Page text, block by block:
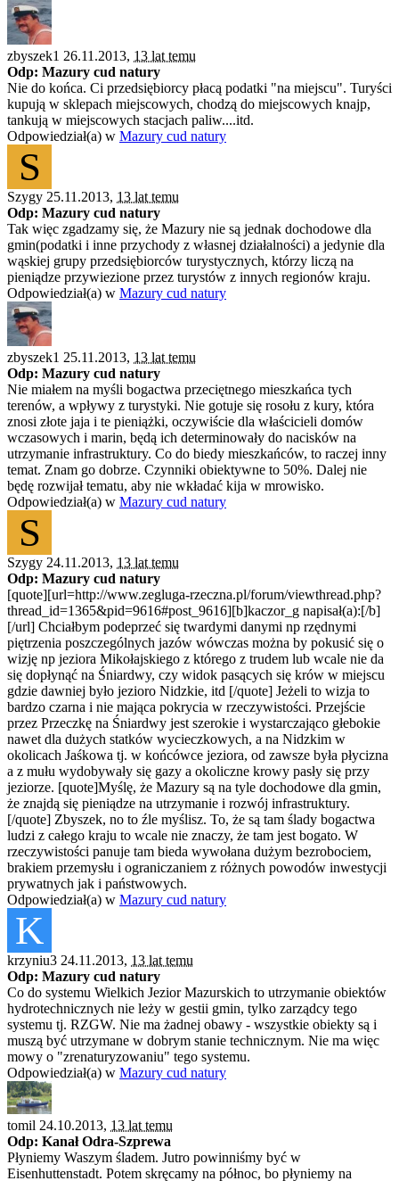
zbyszek1 26.11.2013, 13 lat temu
Odp: Mazury cud natury
Nie do końca. Ci przedsiębiorcy płacą podatki "na miejscu". Turyści
kupują w sklepach miejscowych, chodzą do miejscowych knajp,
tankują w miejscowych stacjach paliw....itd.
Odpowiedział(a) w Mazury cud natury
S
Szygy 25.11.2013, 13 lat temu
Odp: Mazury cud natury
Tak więc zgadzamy się, że Mazury nie są jednak dochodowe dla
gmin(podatki i inne przychody z własnej działalności) a jedynie dla
wąskiej grupy przedsiębiorców turystycznych, którzy liczą na
pieniądze przywiezione przez turystów z innych regionów kraju.
Odpowiedział(a) w Mazury cud natury
zbyszek1 25.11.2013, 13 lat temu
Odp: Mazury cud natury
Nie miałem na myśli bogactwa przeciętnego mieszkańca tych
terenów, a wpływy z turystyki. Nie gotuje się rosołu z kury, która
znosi złote jaja i te pieniążki, oczywiście dla właścicieli domów
wczasowych i marin, będą ich determinowały do nacisków na
utrzymanie infrastruktury. Co do biedy mieszkańców, to raczej inny
temat. Znam go dobrze. Czynniki obiektywne to 50%. Dalej nie
będę rozwijał tematu, aby nie wkładać kija w mrowisko.
Odpowiedział(a) w Mazury cud natury
S
Szygy 24.11.2013, 13 lat temu
Odp: Mazury cud natury
[quote][url=http://www.zegluga-rzeczna.pl/forum/viewthread.php?
thread_id=1365&pid=9616#post_9616][b]kaczor_g napisał(a):[/b]
[/url] Chciałbym podeprzeć się twardymi danymi np rzędnymi
piętrzenia poszczególnych jazów wówczas można by pokusić się o
wizję np jeziora Mikołajskiego z którego z trudem lub wcale nie da
się dopłynąć na Śniardwy, czy widok pasących się krów w miejscu
gdzie dawniej było jezioro Nidzkie, itd [/quote] Jeżeli to wizja to
bardzo czarna i nie mająca pokrycia w rzeczywistości. Przejście
przez Przeczkę na Śniardwy jest szerokie i wystarczająco głebokie
nawet dla dużych statków wycieczkowych, a na Nidzkim w
okolicach Jaśkowa tj. w końcówce jeziora, od zawsze była płycizna
a z mułu wydobywały się gazy a okoliczne krowy pasły się przy
jeziorze. [quote]Myślę, że Mazury są na tyle dochodowe dla gmin,
że znajdą się pieniądze na utrzymanie i rozwój infrastruktury.
[/quote] Zbyszek, no to źle myślisz. To, że są tam ślady bogactwa
ludzi z całego kraju to wcale nie znaczy, że tam jest bogato. W
rzeczywistości panuje tam bieda wywołana dużym bezrobociem,
brakiem przemysłu i ograniczaniem z różnych powodów inwestycji
prywatnych jak i państwowych.
Odpowiedział(a) w Mazury cud natury
K
krzyniu3 24.11.2013, 13 lat temu
Odp: Mazury cud natury
Co do systemu Wielkich Jezior Mazurskich to utrzymanie obiektów
hydrotechnicznych nie leży w gestii gmin, tylko zarządcy tego
systemu tj. RZGW. Nie ma żadnej obawy - wszystkie obiekty są i
muszą być utrzymane w dobrym stanie technicznym. Nie ma więc
mowy o "zrenaturyzowaniu" tego systemu.
Odpowiedział(a) w Mazury cud natury
tomil 24.10.2013, 13 lat temu
Odp: Kanał Odra-Szprewa
Płyniemy Waszym śladem. Jutro powinniśmy być w
Eisenhuttenstadt. Potem skręcamy na północ, bo płyniemy na